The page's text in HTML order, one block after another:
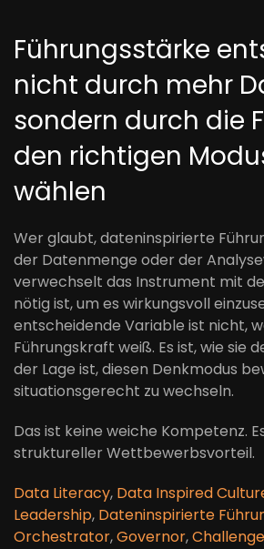
Führungsstärke
nicht durch mehr
sondern durch die
den richtigen
wählen
Wer glaubt, dateninspirierte
der Datenmenge oder der
verwechselt das Instrument mit
nötig ist, um es wirkungsvoll
entscheidende Variable ist nicht,
Führungskraft weiß. Es ist, wie sie
der Lage ist, diesen Denkmodus
situationsgerecht zu wechseln.
Das ist keine weiche Kompetenz.
struktureller Wettbewerbsvorteil.
Data Literacy, Data Inspired
Leadership, Dateninspirierte
Orchestrator,Governor,